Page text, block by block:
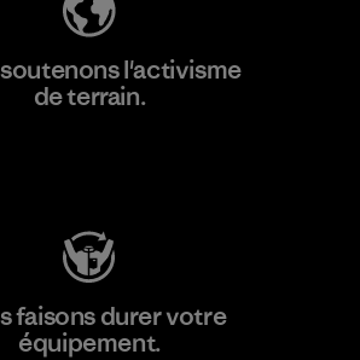
l'activisme
de terrain.
faisons durer votre
équipement.